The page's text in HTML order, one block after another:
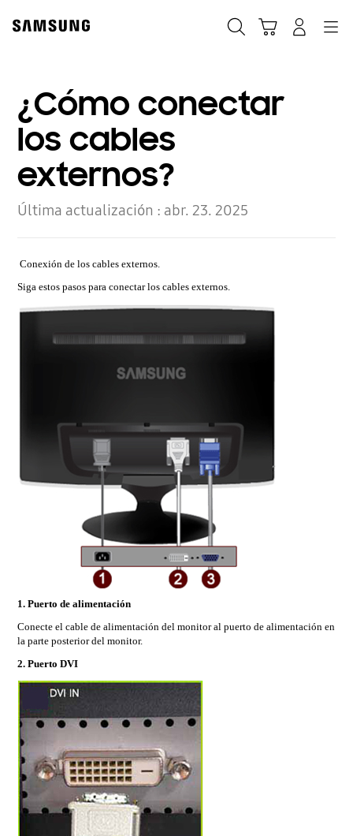
content
¿Cómo conectar
los cables
externos?
Última actualización : abr. 23. 2025
Conexión de los cables externos.
Siga estos pasos para conectar los cables externos.
1. Puerto de alimentación
Conecte el cable de alimentación del monitor al puerto de alimentación en
la parte posterior del monitor.
2. Puerto DVI